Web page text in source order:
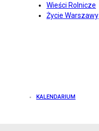
Wieści Rolnicze
Życie Warszawy
KALENDARIUM